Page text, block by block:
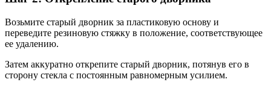
Возьмите старый дворник за пластиковую основу и
переведите резиновую стяжку в положение, соответствующее
ее удалению.
Затем аккуратно открепите старый дворник, потянув его в
сторону стекла с постоянным равномерным усилием.